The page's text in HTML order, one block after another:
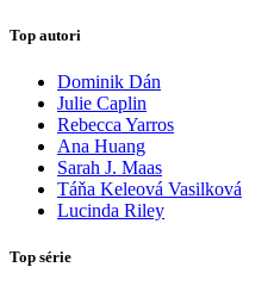
Top autori
Dominik Dán
Julie Caplin
Rebecca Yarros
Ana Huang
Sarah J. Maas
Táňa Keleová Vasilková
Lucinda Riley
Top série